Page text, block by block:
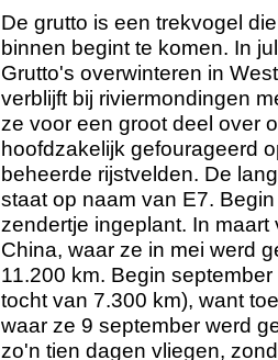
De grutto is een trekvogel
binnen begint te komen. In
Grutto's overwinteren in
verblijft bij riviermondingen
ze voor een groot deel over
hoofdzakelijk gefourageerd
beheerde rijstvelden. De
staat op naam van E7.
zendertje ingeplant. In
China, waar ze in mei werd
11.200 km. Begin
tocht van 7.300 km), want
waar ze 9 september werd
zo'n tien dagen vliegen,